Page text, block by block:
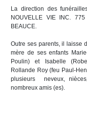
La direction des
NOUVELLE VIE INC. 775
BEAUCE.
Outre ses parents, il laisse
mère de ses enfants
Poulin) et Isabelle
Rollande Roy (feu Paul-
plusieurs neveux,
nombreux amis (es).